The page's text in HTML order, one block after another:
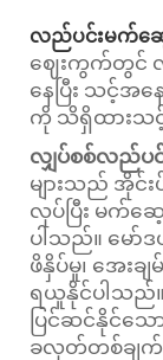
လည်ပင်းမက်ဆေ့
ဈေးကွက်တွင် လ
နေပြီး သင့်အန
ကို သိရှိထားသ
လျှပ်စစ်လည်ပင်
များသည် အို
လုပ်ပြီး မက်ဆေ့
ပါသည်။ မော်
ဖိနှိပ်မှု၊ အေး
ရယူနိုင်ပါသည်
ပြင်ဆင်နိုင်သ
ခလုတ်တစ်ချက်နှိ